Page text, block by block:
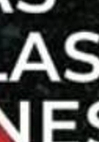
~
lector
XIV.
junio 24,